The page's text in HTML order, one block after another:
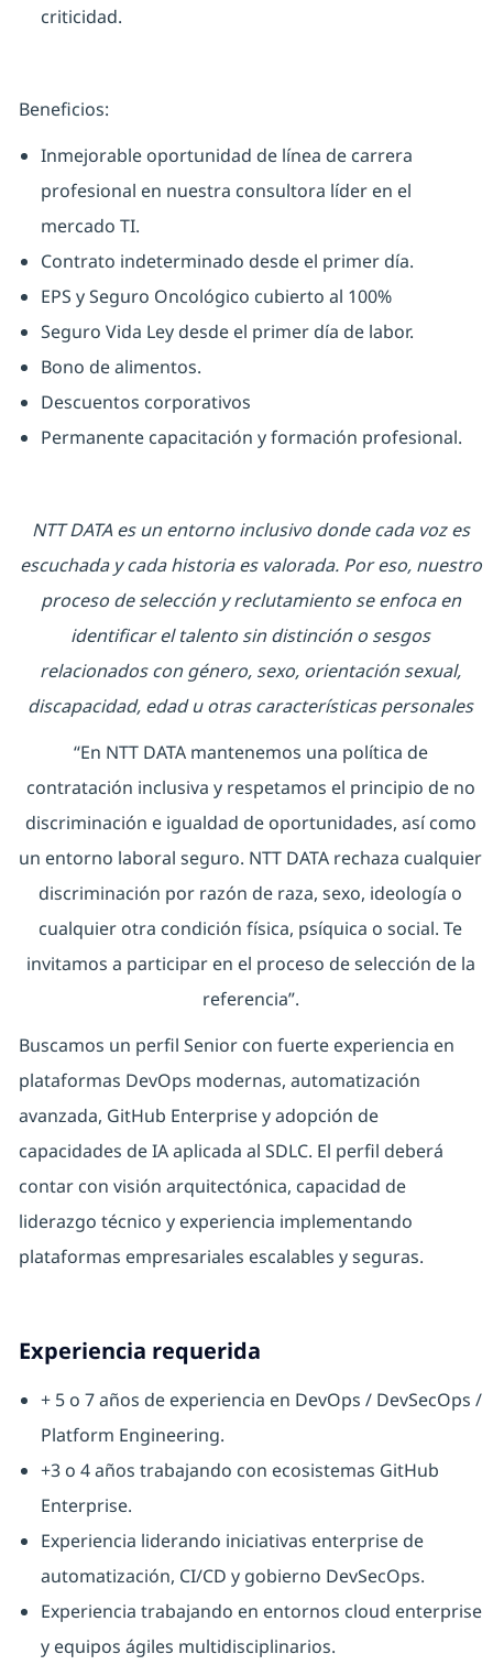
criticidad.
Beneficios:
Inmejorable oportunidad de línea de carrera
profesional en nuestra consultora líder en el
mercado TI.
Contrato indeterminado desde el primer día.
EPS y Seguro Oncológico cubierto al 100%
Seguro Vida Ley desde el primer día de labor.
Bono de alimentos.
Descuentos corporativos
Permanente capacitación y formación profesional.
NTT DATA es un entorno inclusivo donde cada voz es
escuchada y cada historia es valorada. Por eso, nuestro
proceso de selección y reclutamiento se enfoca en
identificar el talento sin distinción o sesgos
relacionados con género, sexo, orientación sexual,
discapacidad, edad u otras características personales
“En NTT DATA mantenemos una política de
contratación inclusiva y respetamos el principio de no
discriminación e igualdad de oportunidades, así como
un entorno laboral seguro. NTT DATA rechaza cualquier
discriminación por razón de raza, sexo, ideología o
cualquier otra condición física, psíquica o social. Te
invitamos a participar en el proceso de selección de la
referencia”.
Buscamos un perfil Senior con fuerte experiencia en
plataformas DevOps modernas, automatización
avanzada, GitHub Enterprise y adopción de
capacidades de IA aplicada al SDLC. El perfil deberá
contar con visión arquitectónica, capacidad de
liderazgo técnico y experiencia implementando
plataformas empresariales escalables y seguras.
Experiencia requerida
+ 5 o 7 años de experiencia en DevOps / DevSecOps /
Platform Engineering.
+3 o 4 años trabajando con ecosistemas GitHub
Enterprise.
Experiencia liderando iniciativas enterprise de
automatización, CI/CD y gobierno DevSecOps.
Experiencia trabajando en entornos cloud enterprise
y equipos ágiles multidisciplinarios.